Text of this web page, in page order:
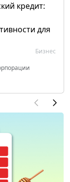
кредит:
для
Бизнес